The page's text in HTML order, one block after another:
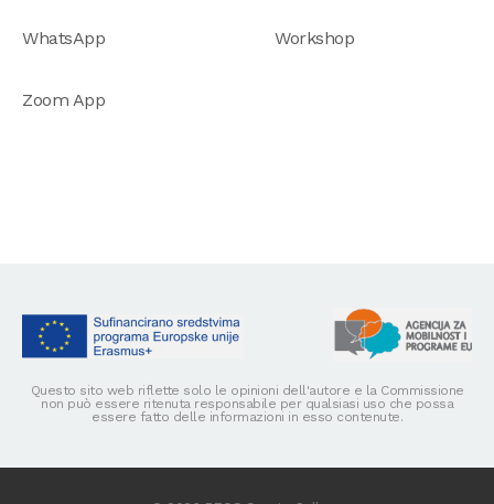
WhatsApp Workshop
Zoom App
Questo sito web riflette solo le opinioni dell'autore e la Commissione
non può essere ritenuta responsabile per qualsiasi uso che possa
essere fatto delle informazioni in esso contenute.